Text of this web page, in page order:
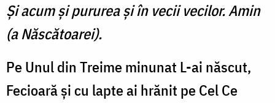
Şi acum şi pururea şi în vecii vecilor. Amin
(a Născătoarei).
Pe Unul din Treime minunat L-ai născut,
Fecioară şi cu lap­te ai hrănit pe Cel Ce